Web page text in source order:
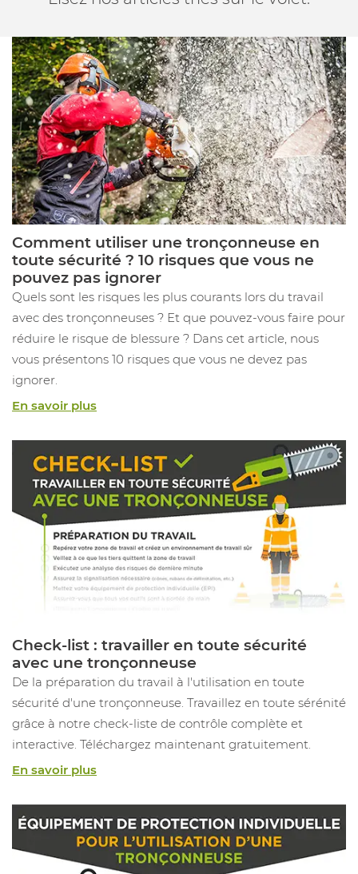
Comment utiliser une tronçonneuse en
toute sécurité ? 10 risques que vous ne
pouvez pas ignorer
Quels sont les risques les plus courants lors du travail
avec des tronçonneuses ? Et que pouvez-vous faire pour
réduire le risque de blessure ? Dans cet article, nous
vous présentons 10 risques que vous ne devez pas
ignorer.
En savoir plus
Check-list : travailler en toute sécurité
avec une tronçonneuse
De la préparation du travail à l'utilisation en toute
sécurité d'une tronçonneuse. Travaillez en toute sérénité
grâce à notre check-liste de contrôle complète et
interactive. Téléchargez maintenant gratuitement.
En savoir plus